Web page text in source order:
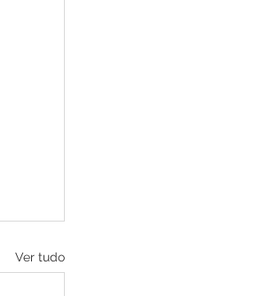
Ver tudo